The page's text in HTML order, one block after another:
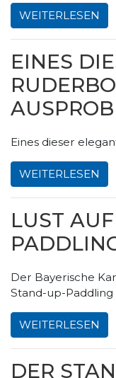
WEITERLESEN
EINES
Eines dieser
WEITERLESEN
LUST
Der Bayerische
Stand-up-
WEITERLESEN
DER